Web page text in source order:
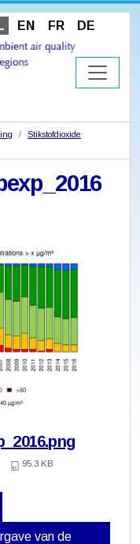
EN FR DE
Stikstofdioxide
95.3 KB
van de